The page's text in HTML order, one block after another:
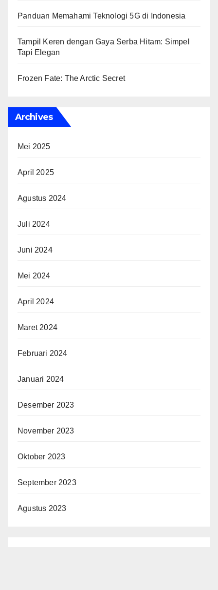
Panduan Memahami Teknologi 5G di Indonesia
Tampil Keren dengan Gaya Serba Hitam: Simpel
Tapi Elegan
Frozen Fate: The Arctic Secret
Archives
Mei 2025
April 2025
Agustus 2024
Juli 2024
Juni 2024
Mei 2024
April 2024
Maret 2024
Februari 2024
Januari 2024
Desember 2023
November 2023
Oktober 2023
September 2023
Agustus 2023